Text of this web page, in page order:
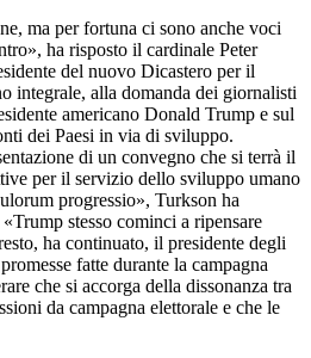
ma per fortuna ci sono anche voci
ha risposto il cardinale Peter
del nuovo Dicastero per il
integrale, alla domanda dei giornalisti
americano Donald Trump e sul
dei Paesi in via di sviluppo.
di un convegno che si terrà il
per il servizio dello sviluppo umano
progressio», Turkson ha
stesso cominci a ripensare
ha continuato, il presidente degli
fatte durante la campagna
che si accorga della dissonanza tra
da campagna elettorale e che le